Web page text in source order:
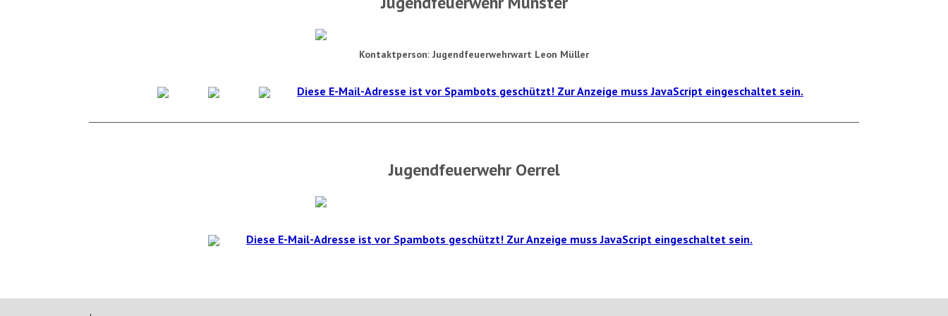
Kontaktperson: Jugendfeuerwehrwart Leon Müller
Diese E-Mail-Adresse ist vor Spambots geschützt! Zur Anzeige muss JavaScript eingeschaltet sein.
Jugendfeuerwehr Oerrel
Diese E-Mail-Adresse ist vor Spambots geschützt! Zur Anzeige muss JavaScript eingeschaltet sein.